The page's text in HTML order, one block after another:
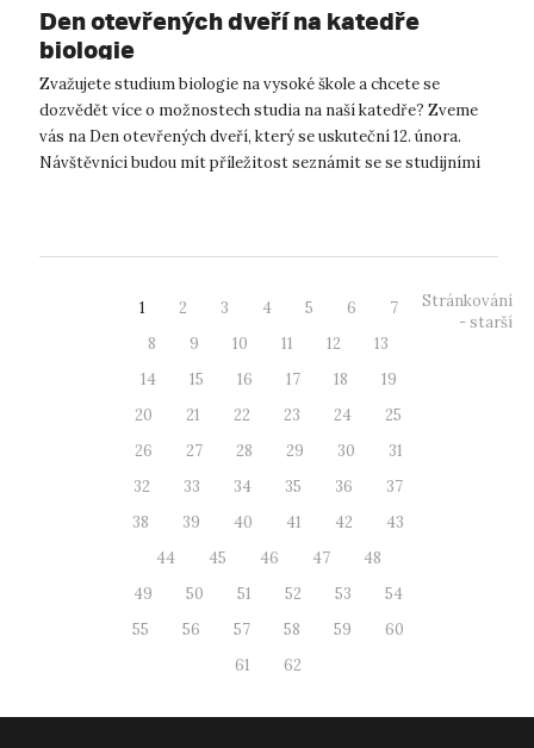
Den otevřených dveří na katedře
biologie
Zvažujete studium biologie na vysoké škole a chcete se
dozvědět více o možnostech studia na naší katedře? Zveme
vás na Den otevřených dveří, který se uskuteční 12. února.
Návštěvníci budou mít příležitost seznámit se se studijními
1 2 3 4 5 6
7
8
9 10 11 12
13
14
15 16 17 18
19
20
21 22 23 24
25
26
27 28 29 30
31
32
33 34 35 36
37
38
39 40 41 42
43
44
45 46 47
48
49
50 51 52 53
54
55
56 57 58 59
60
61
62
Stránkování
- starší